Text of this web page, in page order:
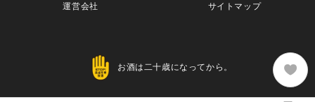
運営会社 サイトマップ
お酒は二十歳になってから。
Copyright© 2013 Maische Inc. All Rights Reserved